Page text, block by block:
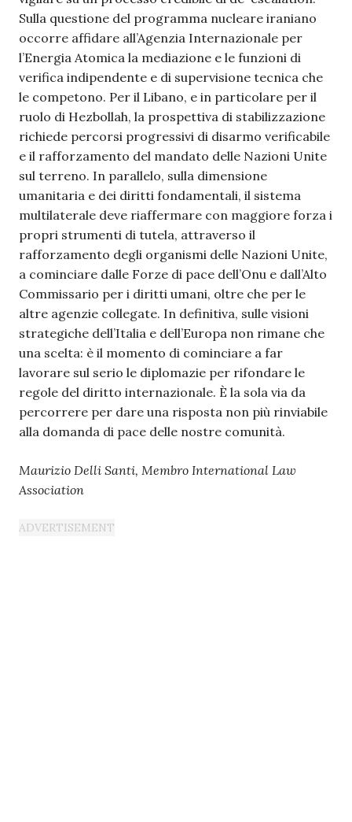
Sulla questione del programma nucleare iraniano
occorre affidare all’Agenzia Internazionale per
l’Energia Atomica la mediazione e le funzioni di
verifica indipendente e di supervisione tecnica che
le competono. Per il Libano, e in particolare per il
ruolo di Hezbollah, la prospettiva di stabilizzazione
richiede percorsi progressivi di disarmo verificabile
e il rafforzamento del mandato delle Nazioni Unite
sul terreno. In parallelo, sulla dimensione
umanitaria e dei diritti fondamentali, il sistema
multilaterale deve riaffermare con maggiore forza i
propri strumenti di tutela, attraverso il
rafforzamento degli organismi delle Nazioni Unite,
a cominciare dalle Forze di pace dell’Onu e dall’Alto
Commissario per i diritti umani, oltre che per le
altre agenzie collegate. In definitiva, sulle visioni
strategiche dell’Italia e dell’Europa non rimane che
una scelta: è il momento di cominciare a far
lavorare sul serio le diplomazie per rifondare le
regole del diritto internazionale. È la sola via da
percorrere per dare una risposta non più rinviabile
alla domanda di pace delle nostre comunità.
Maurizio Delli Santi, Membro International Law
Association